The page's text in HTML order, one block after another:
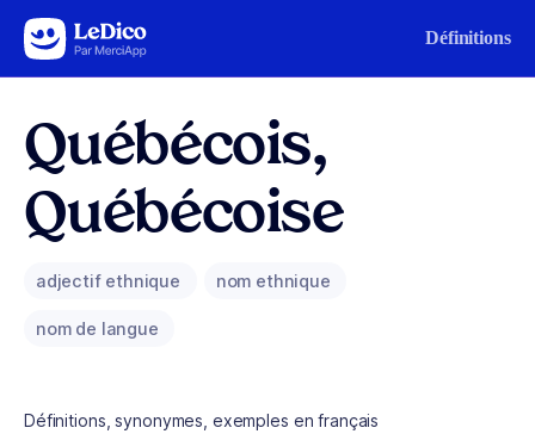
Aller au contenu Définitions
Québécois,
Québécoise
adjectif ethnique nom ethnique
nom de langue
Définitions, synonymes, exemples en français